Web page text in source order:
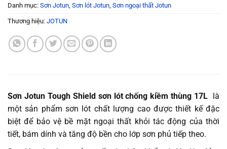
Danh mục: Sơn Jotun, Sơn lót Jotun, Sơn ngoại thất Jotun
Thương hiệu: JOTUN
Sơn Jotun Tough Shield sơn lót chống kiềm thùng 17L là
một sản phẩm sơn lót chất lượng cao được thiết kế đặc
biệt để bảo vệ bề mặt ngoại thất khỏi tác động của thời
tiết, bám dính và tăng độ bền cho lớp sơn phủ tiếp theo.